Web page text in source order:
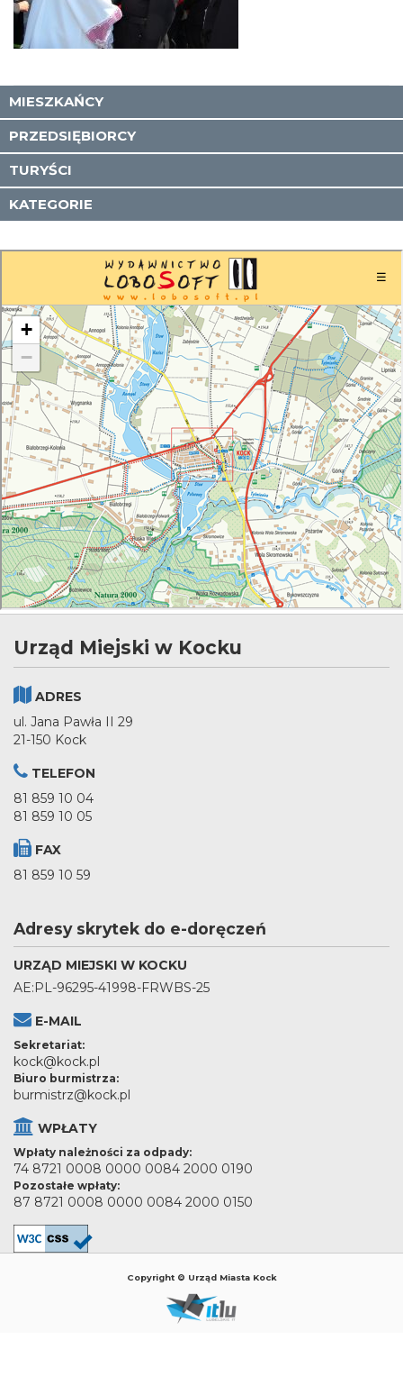
MIESZKAŃCY
PRZEDSIĘBIORCY
TURYŚCI
KATEGORIE
Urząd Miejski w Kocku
ADRES
ul. Jana Pawła II 29
21-150 Kock
TELEFON
81 859 10 04
81 859 10 05
FAX
81 859 10 59
Adresy skrytek do e-doręczeń
URZĄD MIEJSKI W KOCKU
AE:PL-96295-41998-FRWBS-25
E-MAIL
Sekretariat:
kock@kock.pl
Biuro burmistrza:
burmistrz@kock.pl
WPŁATY
Wpłaty należności za odpady:
74 8721 0008 0000 0084 2000 0190
Pozostałe wpłaty:
87 8721 0008 0000 0084 2000 0150
Copyright © Urząd Miasta Kock